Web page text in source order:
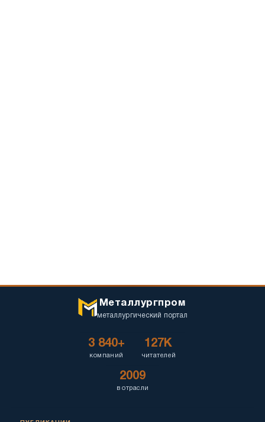
Металлургпром
металлургический портал
3 840+
компаний
127K
читателей
2009
в отрасли